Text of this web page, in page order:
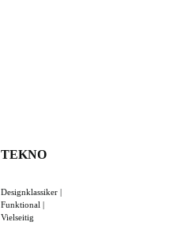
TEKNO
Designklassiker |
Funktional |
Vielseitig